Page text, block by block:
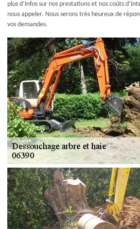
plus d’infos sur nos prestations et nos coûts
nous appeler. Nous serons très heureux de
vos demandes.